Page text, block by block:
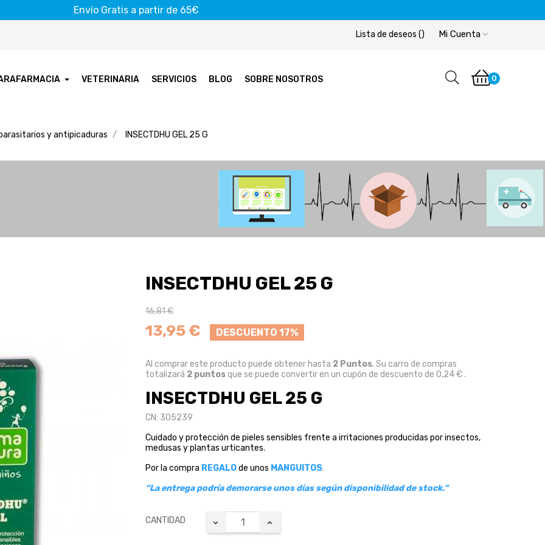
Envío Gratis a partir de 65€
Mi Cuenta
Lista de deseos ()
VETERINARIA SERVICIOS BLOG SOBRE NOSOTROS 0
y antipicaduras INSECTDHU GEL 25 G
INSECTDHU GEL 25 G
16,81 €
13,95 € DESCUENTO 17%
Al comprar este producto puede obtener hasta 2 Puntos. Su carro de compras
totalizará 2 puntosque se puede convertir en un cupón de descuento de 0,24 €.
INSECTDHU GEL 25 G
CN: 305239
Cuidado y protección de pieles sensibles frente a irritaciones producidas por insectos,
medusas y plantas urticantes.
Por la compra REGALOde unos MANGUITOS.
“La entrega podría demorarse unos días según disponibilidad de stock.”
CANTIDAD